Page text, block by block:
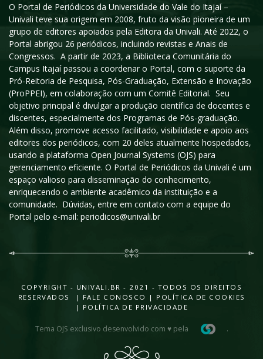
O Portal de Periódicos da Universidade do Vale do Itajaí –
Univali teve sua origem em 2008, fruto da visão pioneira de um
grupo de editores apoiados pela Editora da Univali. Até 2022, o
Portal abrigou 26 periódicos, incluindo revistas e Anais de
Congressos. A partir de 2023, a Biblioteca Comunitária do
Campus Itajaí passou a coordenar o Portal, com o suporte da
Pró-Reitoria de Pesquisa, Pós-Graduação, Extensão e Inovação
(ProPPEI), em colaboração com um Comitê Editorial. Seu
objetivo principal é divulgar a produção científica de docentes e
discentes, especialmente dos Programas de Pós-graduação.
Além disso, promove acesso facilitado, visibilidade e apoio aos
editores dos periódicos, com 20 deles atualmente hospedados,
usando a plataforma Open Journal Systems (OJS) para
gerenciamento eficiente. O Portal de Periódicos da Univali é um
espaço valioso para disseminação do conhecimento,
enriquecendo o ambiente acadêmico da instituição e a
comunidade. Dúvidas, entre em contato com a equipe do
Portal pelo e-mail: periodicos@univali.br
COPYRIGHT - UNIVALI.BR - 2021 - TODOS OS DIREITOS
RESERVADOS |
FALE CONOSCO | POLÍTICA DE COOKIES
| POLÍTICA DE PRIVACIDADE
Tema OJS exclusivo desenvolvido com ♥ pela .